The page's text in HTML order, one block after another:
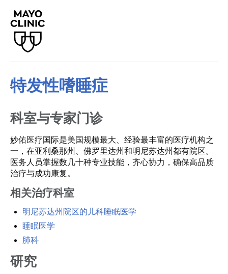
特发性嗜睡症
科室与专家门诊
妙佑医疗国际是美国规模最大、经验最丰富的医疗机构之
一，在亚利桑那州、佛罗里达州和明尼苏达州都有院区。
医务人员掌握数几十种专业技能，齐心协力，确保高品质
治疗与成功康复。
相关治疗科室
明尼苏达州院区的儿科睡眠医学
睡眠医学
肺科
研究